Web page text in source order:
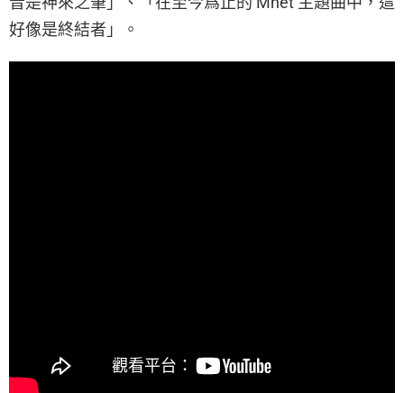
好像是終結者」。